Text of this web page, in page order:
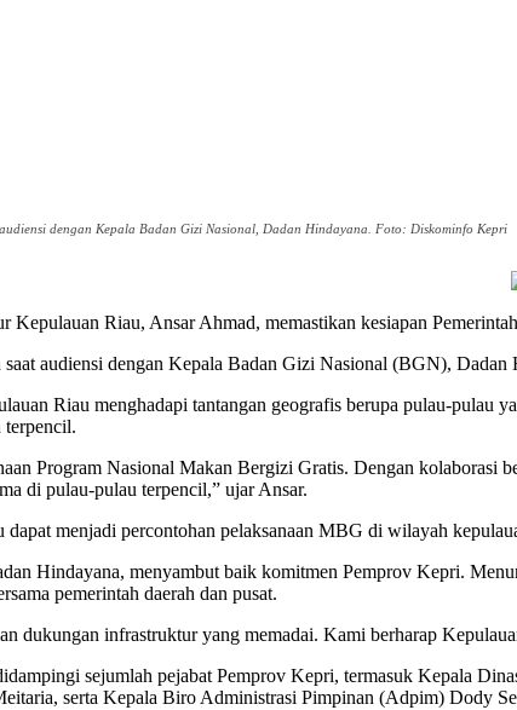
dengan Kepala Badan Gizi Nasional, Dadan Hindayana. Foto: Diskominfo Kepri
Kepulauan Riau, Ansar Ahmad, memastikan kesiapan
saat audiensi dengan Kepala Badan Gizi Nasional (BGN),
Riau menghadapi tantangan geografis berupa pulau-pulau
terpencil.
Program Nasional Makan Bergizi Gratis. Dengan kolaborasi
di pulau-pulau terpencil,” ujar Ansar.
dapat menjadi percontohan pelaksanaan MBG di wilayah
Hindayana, menyambut baik komitmen Pemprov Kepri.
pemerintah daerah dan pusat.
dukungan infrastruktur yang memadai. Kami berharap
sejumlah pejabat Pemprov Kepri, termasuk Kepala
serta Kepala Biro Administrasi Pimpinan (Adpim) Dody